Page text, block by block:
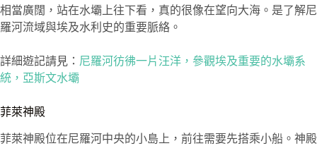
相當廣闊，站在水壩上往下看，真的很像在望向大海。是了解尼
羅河流域與埃及水利史的重要脈絡。
詳細遊記請見： 尼羅河彷彿一片汪洋，參觀埃及重要的水壩系
統，亞斯文水壩
菲萊神殿
菲萊神殿位在尼羅河中央的小島上，前往需要先搭乘小船。神殿